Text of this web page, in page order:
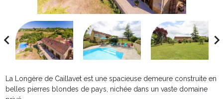
La Longère de Caillavet est une spacieuse demeure construite en
belles pierres blondes de pays, nichée dans un vaste domaine